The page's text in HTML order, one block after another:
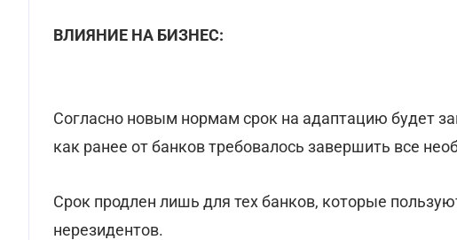
ВЛИЯНИЕ НА БИЗНЕС:
Согласно новым нормам срок на адаптацию будет
как ранее от банков требовалось завершить все
Срок продлен лишь для тех банков, которые
нерезидентов.